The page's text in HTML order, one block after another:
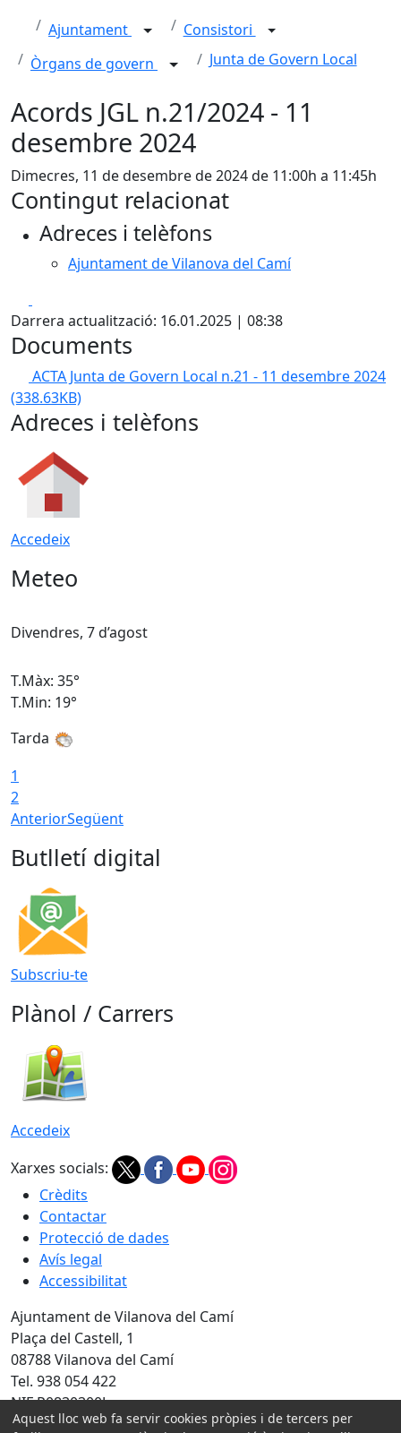
Ajuntament
Consistori
Òrgans de govern
Junta de Govern Local
Acords JGL n.21/2024 - 11
desembre 2024
Dimecres, 11 de desembre de 2024 de 11:00h a 11:45h
Contingut relacionat
Adreces i telèfons
Ajuntament de Vilanova del Camí
Darrera actualització: 16.01.2025 | 08:38
Documents
ACTA Junta de Govern Local n.21 - 11 desembre 2024
(338.63KB)
Adreces i telèfons
Accedeix
Meteo
Divendres, 7 d’agost
T.Màx: 35°
T.Min: 19°
Tarda
1
2
AnteriorSegüent
Butlletí digital
Subscriu-te
Plànol / Carrers
Accedeix
Xarxes socials:
Crèdits
Contactar
Protecció de dades
Avís legal
Accessibilitat
Ajuntament de Vilanova del Camí
Plaça del Castell, 1
08788 Vilanova del Camí
Tel. 938 054 422
NIF P0830300J
Aquest lloc web fa servir cookies pròpies i de tercers per